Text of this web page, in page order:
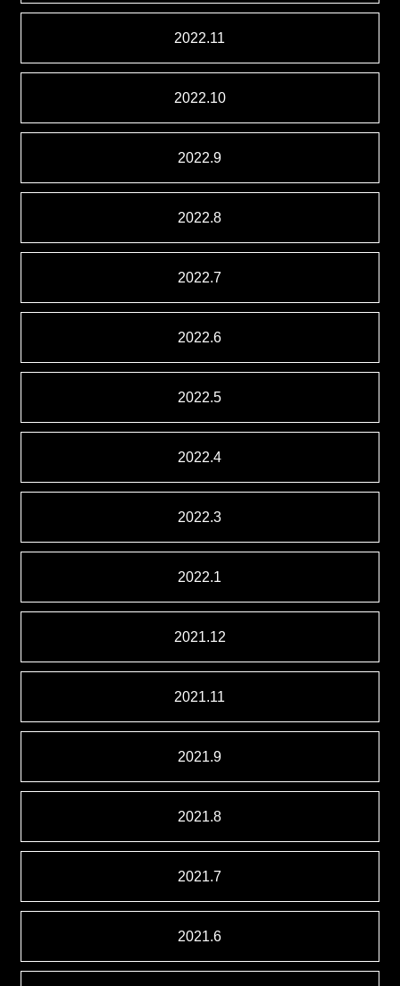
2022.11
2022.10
2022.9
2022.8
2022.7
2022.6
2022.5
2022.4
2022.3
2022.1
2021.12
2021.11
2021.9
2021.8
2021.7
2021.6